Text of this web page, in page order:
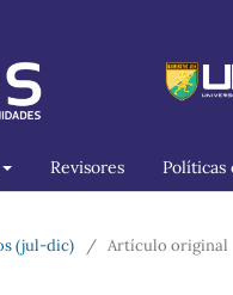
Revisores Políticas
(jul-dic) / Artículo original